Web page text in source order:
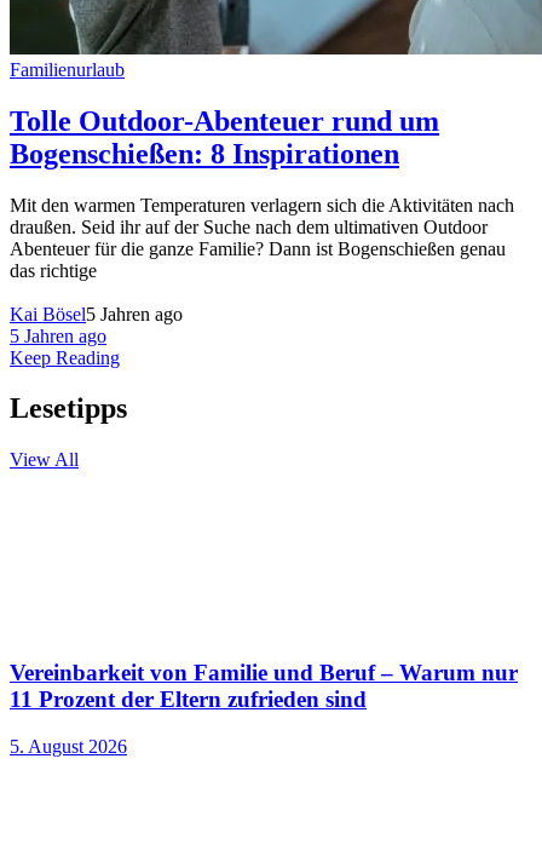
Familienurlaub
Tolle Outdoor-Abenteuer rund um
Bogenschießen: 8 Inspirationen
Mit den warmen Temperaturen verlagern sich die Aktivitäten nach
draußen. Seid ihr auf der Suche nach dem ultimativen Outdoor
Abenteuer für die ganze Familie? Dann ist Bogenschießen genau
das richtige
Kai Bösel5 Jahren ago
5 Jahren ago
Keep Reading
Lesetipps
View All
Vereinbarkeit von Familie und Beruf – Warum nur
11 Prozent der Eltern zufrieden sind
5. August 2026